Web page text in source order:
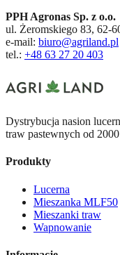
PPH Agronas Sp. z o.o.
ul. Żeromskiego 83, 62-
e-mail: biuro@agriland.pl
tel.: +48 63 27 20 403
Dystrybucja nasion
traw pastewnych od
Produkty
Lucerna
Mieszanka MLF50
Mieszanki traw
Wapnowanie